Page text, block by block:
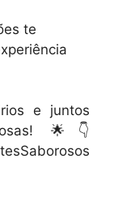
te
e juntos
🌟👇